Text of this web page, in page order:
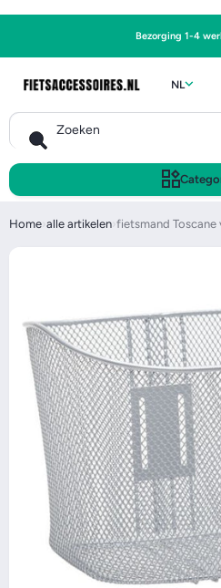
Bezorging 1-4
Zoeken
NL
Home alle artikelen fietsmand Toscane